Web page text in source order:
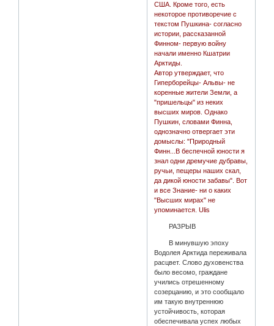
США. Кроме того, есть
некоторое противоречие с
текстом Пушкина- согласно
истории, рассказанной
Финном- первую войну
начали именно Кшатрии
Арктиды.
Автор утверждает, что
Гиперборейцы- Альвы- не
коренные жители Земли, а
"пришельцы" из неких
высших миров. Однако
Пушкин, словами Финна,
однозначно отвергает эти
домыслы: "Природный
Финн...В беспечной юности я
знал одни дремучие дубравы,
ручьи, пещеры наших скал,
да дикой юности забавы". Вот
и все Знание- ни о каких
"Высших мирах" не
упоминается. Ulis
РАЗРЫВ
В минувшую эпоху
Водолея Арктида переживала
расцвет. Слово духовенства
было весомо, граждане
учились отрешенному
созерцанию, и это сообщало
им такую внутреннюю
устойчивость, которая
обеспечивала успех любых